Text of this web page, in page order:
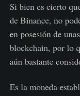
Si bien es cierto
de Binance, no
en posesión de
blockchain, por lo
aún bastante
Es la moneda